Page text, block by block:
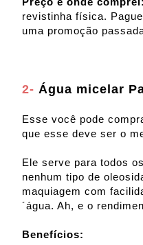
revistinha física.
uma promoção
2- Água micelar
Esse você pode
que esse deve ser o
Ele serve para todos
nenhum tipo de
maquiagem com
´água. Ah, e o
Benefícios: